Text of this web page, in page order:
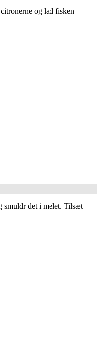
og lad fisken
smuldr det i melet. Tilsæt